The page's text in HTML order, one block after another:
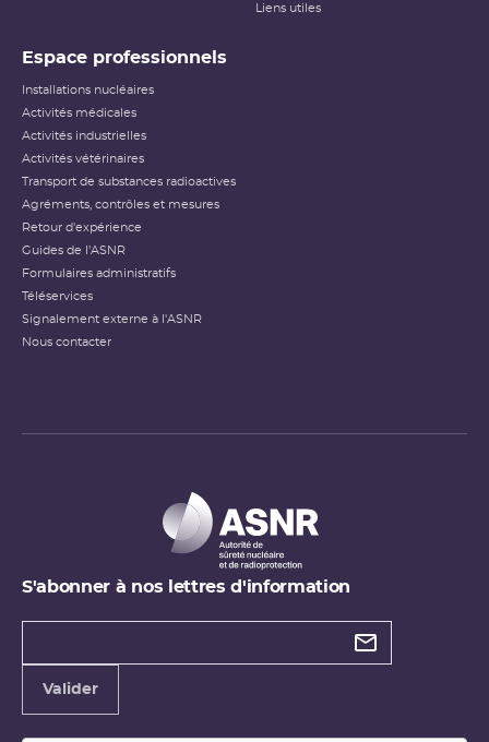
Liens utiles
Espace professionnels
Installations nucléaires
Activités médicales
Activités industrielles
Activités vétérinaires
Transport de substances radioactives
Agréments, contrôles et mesures
Retour d'expérience
Guides de l'ASNR
Formulaires administratifs
Téléservices
Signalement externe à l'ASNR
Nous contacter
S'abonner à nos lettres d'information
Types de
mail
Valider